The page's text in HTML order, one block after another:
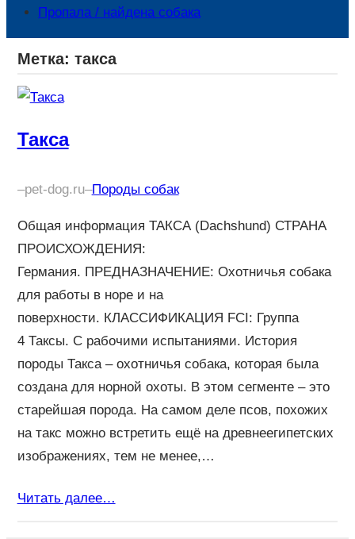
Пропала / найдена собака
Метка: такса
Такса
–pet-dog.ru–Породы собак
Общая информация ТАКСА (Dachshund) СТРАНА
ПРОИСХОЖДЕНИЯ:
Германия. ПРЕДНАЗНАЧЕНИЕ: Охотничья собака
для работы в норе и на
поверхности. КЛАССИФИКАЦИЯ FCI: Группа
4 Таксы. С рабочими испытаниями. История
породы Такса – охотничья собака, которая была
создана для норной охоты. В этом сегменте – это
старейшая порода. На самом деле псов, похожих
на такс можно встретить ещё на древнеегипетских
изображениях, тем не менее,…
Читать далее…